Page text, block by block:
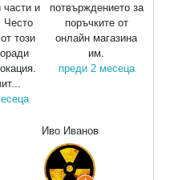
и
Често
този
потвърждението за
поръчките от
онлайн магазина
им.
преди 2 месеца
Иво Иванов